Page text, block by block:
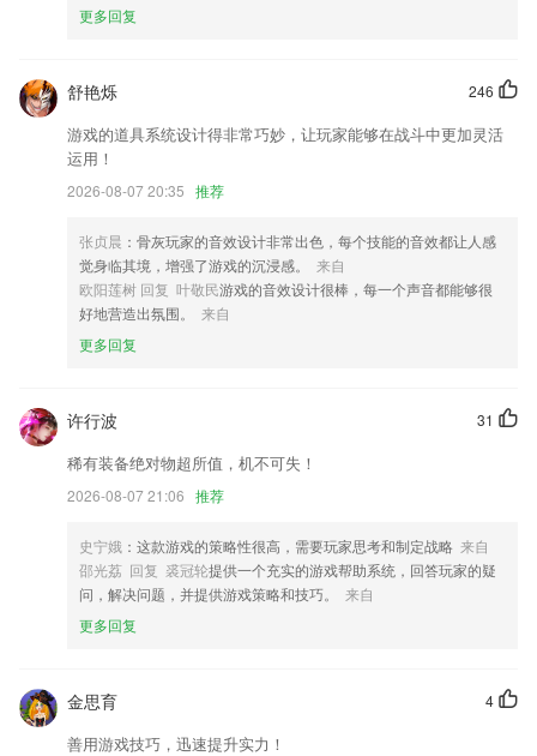
新增返利商城，下单购物即可获得一定金额的返现
新增以及调整推送消息
对APP部分功能进行了优化
APP 跳转微信小程序
联系我们
以上就是ng28app是不是赌钱的的介绍，如果您喜欢这款软件，您可以到
应用商店进行打分评论，说出您的使用经历，以帮助我们更好的对产品进
行优化修改。
更多回复
246
舒艳烁
游戏的道具系统设计得非常巧妙，让玩家能够在战斗中更加灵活
运用！
2026-08-07 20:35 推荐
张贞晨 ：骨灰玩家的音效设计非常出色，每个技能的音效都让人感
觉身临其境，增强了游戏的沉浸感。
来自
欧阳莲树 回复 叶敬民游戏的音效设计很棒，每一个声音都能够很
好地营造出氛围。
来自
更多回复
31
许行波
稀有装备绝对物超所值，机不可失！
2026-08-07 21:06 推荐
史宁娥 ：这款游戏的策略性很高，需要玩家思考和制定战略 来自
邵光荔 回复 裘冠轮提供一个充实的游戏帮助系统，回答玩家的疑
问，解决问题，并提供游戏策略和技巧。
来自
更多回复
4
金思育
善用游戏技巧，迅速提升实力！